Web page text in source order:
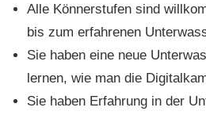
Alle Könnerstufen sind
bis zum erfahrenen
Sie haben eine neue
lernen, wie man die
Sie haben Erfahrung in der